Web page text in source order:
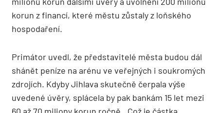
korun z financí, které městu zůstaly z loňského
hospodaření.
Primátor uvedl, že představitelé města budou dál
shánět peníze na arénu ve veřejných i soukromých
zdrojích. Kdyby Jihlava skutečně čerpala výše
uvedené úvěry, splácela by pak bankám 15 let mezi